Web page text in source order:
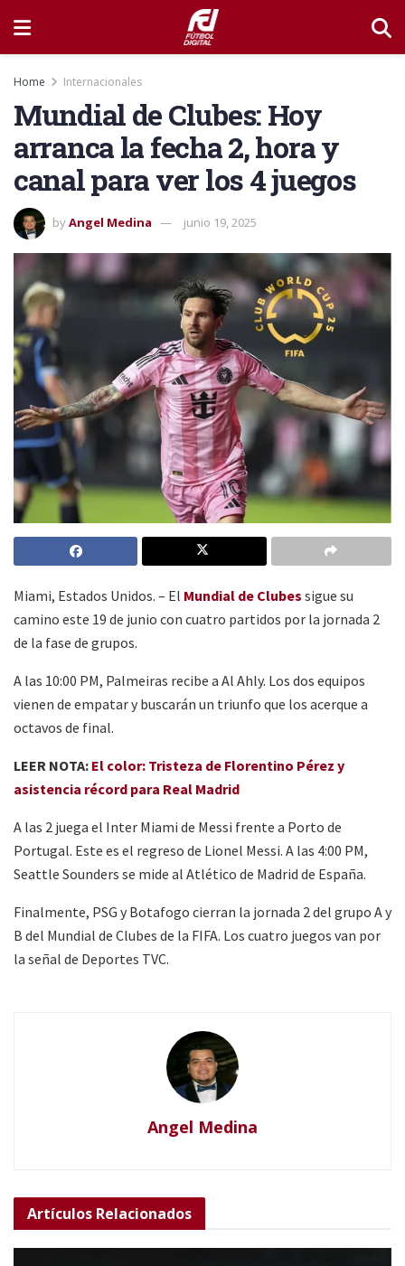
Home Internacionales
Mundial de Clubes: Hoy
arranca la fecha 2, hora y
canal para ver los 4 juegos
byAngel Medina junio 19, 2025
Miami, Estados Unidos. – El Mundial de Clubes sigue su
camino este 19 de junio con cuatro partidos por la jornada 2
de la fase de grupos.
A las 10:00 PM, Palmeiras recibe a Al Ahly. Los dos equipos
vienen de empatar y buscarán un triunfo que los acerque a
octavos de final.
LEER NOTA: El color: Tristeza de Florentino Pérez y
asistencia récord para Real Madrid
A las 2 juega el Inter Miami de Messi frente a Porto de
Portugal. Este es el regreso de Lionel Messi. A las 4:00 PM,
Seattle Sounders se mide al Atlético de Madrid de España.
Finalmente, PSG y Botafogo cierran la jornada 2 del grupo A y
B del Mundial de Clubes de la FIFA. Los cuatro juegos van por
la señal de Deportes TVC.
Angel Medina
Artículos Relacionados